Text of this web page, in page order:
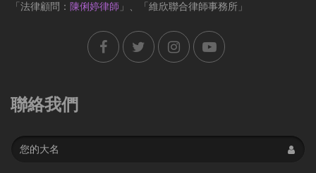
「法律顧問： 陳俐婷律師 」、「維欣聯合律師事務所」
聯絡我們
Name